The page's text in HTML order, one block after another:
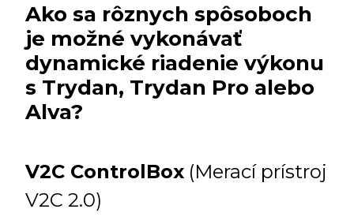
Ako sa rôznych spôsoboch
je možné vykonávať
dynamické riadenie výkonu
s Trydan, Trydan Pro alebo
Alva?
V2C ControlBox (Merací prístroj
V2C 2.0)